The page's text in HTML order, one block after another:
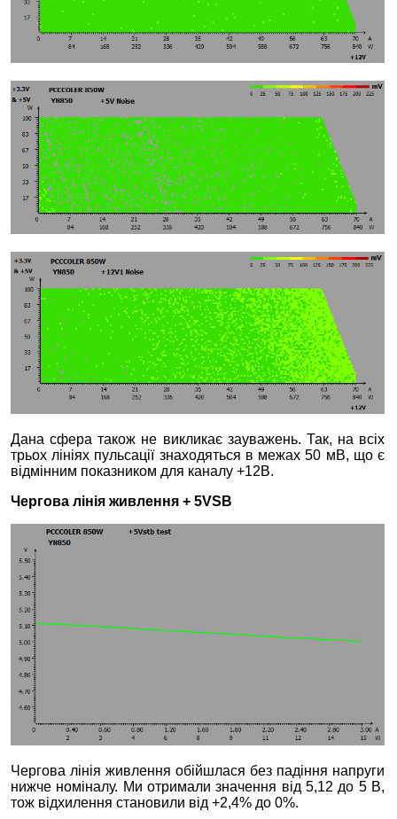
Дана сфера також не викликає зауважень. Так, на всіх
трьох лініях пульсації знаходяться в межах 50 мВ, що є
відмінним показником для каналу +12В.
Чергова лінія живлення + 5VSB
Чергова лінія живлення обійшлася без падіння напруги
нижче номіналу. Ми отримали значення від 5,12 до 5 В,
тож відхилення становили від +2,4% до 0%.